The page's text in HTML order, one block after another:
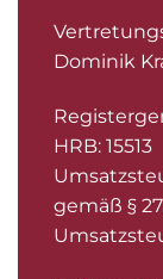
Dominik
HRB: 15513
gemäß §